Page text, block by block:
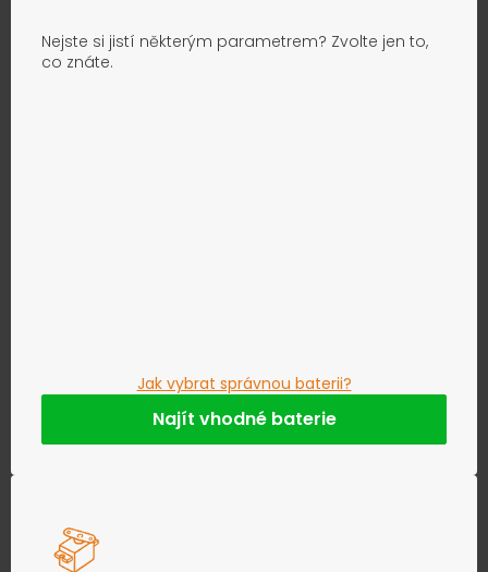
Nejste si jistí některým parametrem? Zvolte jen to,
co znáte.
Jak vybrat správnou baterii?
Najít vhodné baterie